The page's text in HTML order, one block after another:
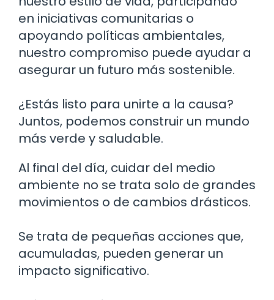
en iniciativas comunitarias o
apoyando políticas ambientales,
nuestro compromiso puede ayudar a
asegurar un futuro más sostenible.
¿Estás listo para unirte a la causa?
Juntos, podemos construir un mundo
más verde y saludable.
Al final del día, cuidar del medio
ambiente no se trata solo de grandes
movimientos o de cambios drásticos.
Se trata de pequeñas acciones que,
acumuladas, pueden generar un
impacto significativo.